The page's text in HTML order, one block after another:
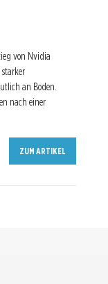
von Nvidia
an Boden.
nach einer
ZUM ARTIKEL